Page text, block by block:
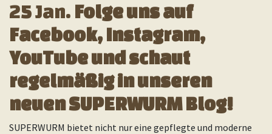
25 Jan. Folge uns auf
Facebook, Instagram,
YouTube und schaut
regelmäßig in unseren
neuen SUPERWURM Blog!
SUPERWURM bietet nicht nur eine gepflegte und moderne